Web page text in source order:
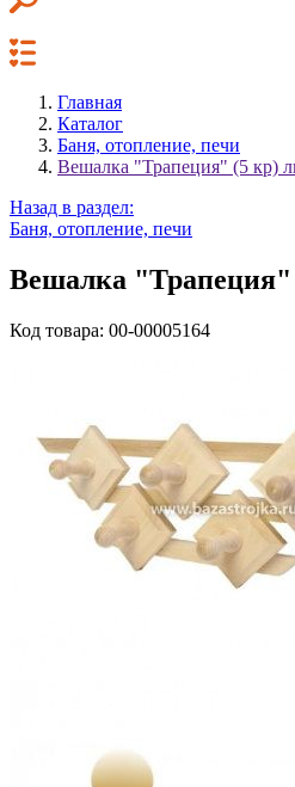
Главная
Каталог
Баня, отопление, печи
Вешалка "Трапеция" (5 кр)
Назад в раздел:
Баня, отопление, печи
Вешалка "Трапеция"
Код товара: 00-00005164